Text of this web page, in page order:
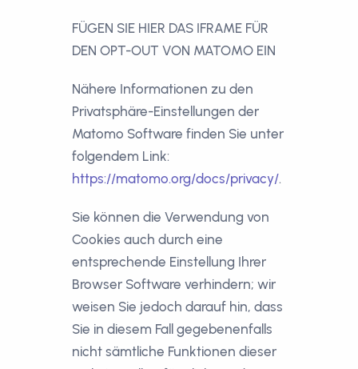
FÜGEN SIE HIER DAS IFRAME FÜR
DEN OPT-OUT VON MATOMO EIN
Nähere Informationen zu den
Privatsphäre-Einstellungen der
Matomo Software finden Sie unter
folgendem Link:
https://matomo.org/docs/privacy/.
Sie können die Verwendung von
Cookies auch durch eine
entsprechende Einstellung Ihrer
Browser Software verhindern; wir
weisen Sie jedoch darauf hin, dass
Sie in diesem Fall gegebenenfalls
nicht sämtliche Funktionen dieser